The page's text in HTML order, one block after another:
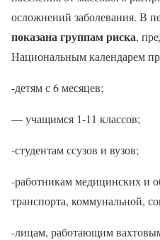
осложнений заболевания. В
показана группам риска,
Национальным календарем
-детям с 6 месяцев;
— учащимся 1-11 классов;
-студентам ссузов и вузов;
-работникам медицинских и
транспорта, коммунальной,
-лицам, работающим